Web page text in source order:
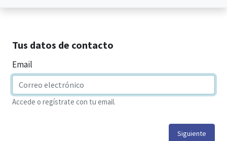
Tus datos de contacto
Email
Accede o regístrate con tu email.